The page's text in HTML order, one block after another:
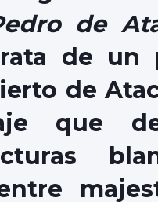
de
de un
de
que